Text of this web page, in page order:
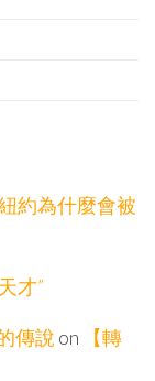
約為什麼會被
才”
傳說 on
【轉